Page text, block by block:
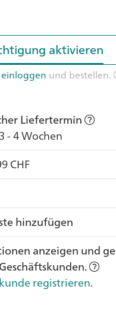
aktivieren
aktivieren
und bestellen.
Liefertermin
- 4 Wochen
CHF
hinzufügen
anzeigen und
registrieren.